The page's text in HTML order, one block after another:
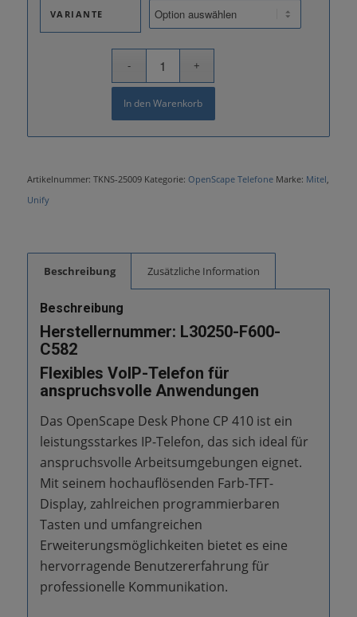
VARIANTE
In den Warenkorb
Artikelnummer: TKNS-25009 Kategorie: OpenScape Telefone Marke: Mitel
Unify
Beschreibung Zusätzliche Information
Beschreibung
Herstellernummer: L30250-F600-
C582
Flexibles VoIP-Telefon für
anspruchsvolle Anwendungen
Das OpenScape Desk Phone CP 410 ist ein
leistungsstarkes IP-Telefon, das sich ideal für
anspruchsvolle Arbeitsumgebungen eignet.
Mit seinem hochauflösenden Farb-TFT-
Display, zahlreichen programmierbaren
Tasten und umfangreichen
Erweiterungsmöglichkeiten bietet es eine
hervorragende Benutzererfahrung für
professionelle Kommunikation.